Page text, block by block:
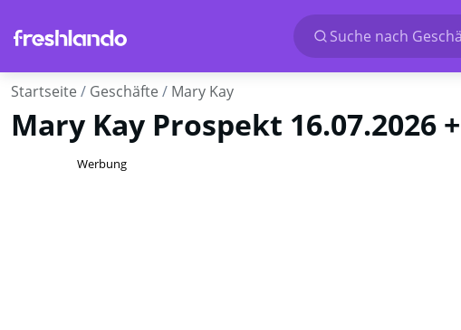
Suche nach
Startseite Geschäfte Mary Kay
Mary Kay Prospekt 16.07.2026
Werbung